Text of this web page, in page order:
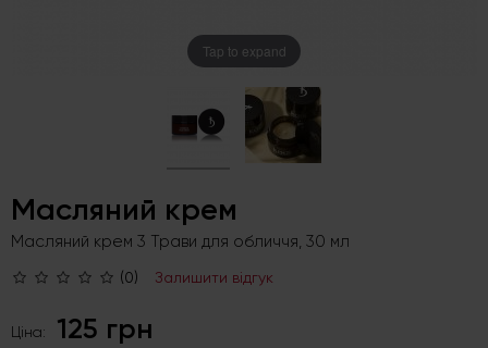
Tap to expand
Масляний крем
Масляний крем 3 Трави для обличчя, 30 мл
(0) Залишити відгук
Ціна: 125 грн